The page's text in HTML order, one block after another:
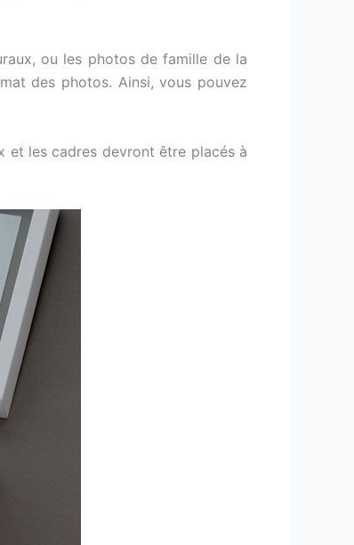
ou les photos de famille de la
des photos. Ainsi, vous pouvez
et les cadres devront être placés à